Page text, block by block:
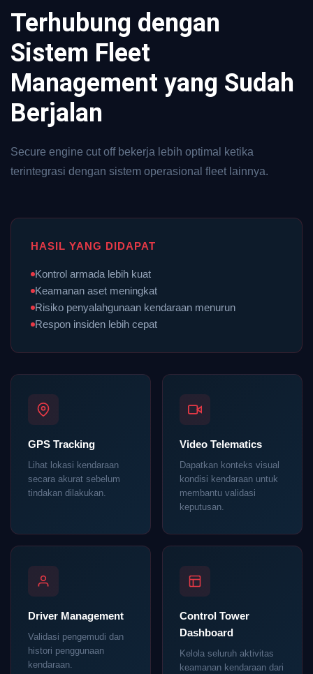
Terhubung dengan
Sistem Fleet
Management yang Sudah
Berjalan
Secure engine cut off bekerja lebih optimal ketika
terintegrasi dengan sistem operasional fleet lainnya.
HASIL YANG DIDAPAT
Kontrol armada lebih kuat
Keamanan aset meningkat
Risiko penyalahgunaan kendaraan menurun
Respon insiden lebih cepat
GPS Tracking
Lihat lokasi kendaraan
secara akurat sebelum
tindakan dilakukan.
Video Telematics
Dapatkan konteks visual
kondisi kendaraan untuk
membantu validasi
keputusan.
Driver Management
Validasi pengemudi dan
histori penggunaan
kendaraan.
Control Tower
Dashboard
Kelola seluruh aktivitas
keamanan kendaraan dari